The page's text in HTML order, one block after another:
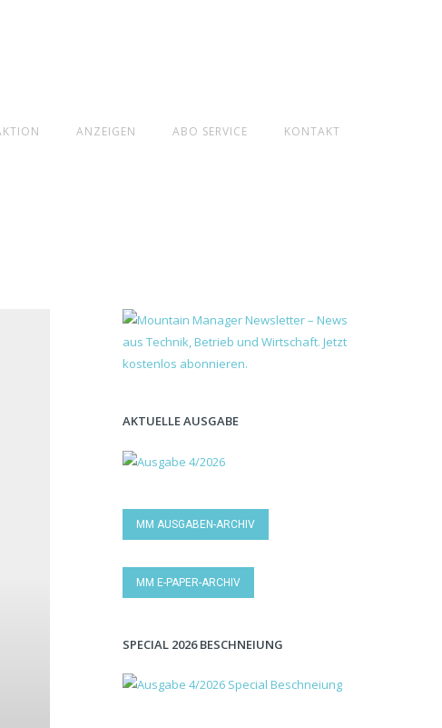
ANZEIGEN ABO SERVICE KONTAKT
AKTUELLE AUSGABE
MM AUSGABEN-ARCHIV
MM E-PAPER-ARCHIV
SPECIAL 2026 BESCHNEIUNG